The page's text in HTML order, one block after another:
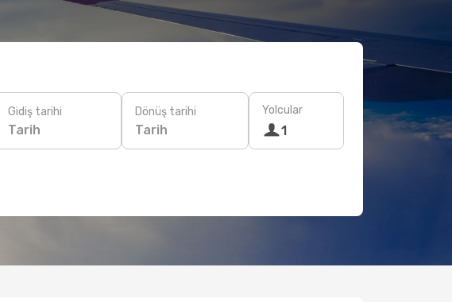
Gidiş tarihi
Tarih
Dönüş tarihi
Tarih
Yolcular
1